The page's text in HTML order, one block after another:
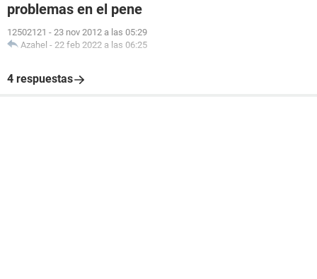
problemas en el pene
12502121 - 23 nov 2012 a las 05:29
Azahel - 22 feb 2022 a las 06:25
4 respuestas